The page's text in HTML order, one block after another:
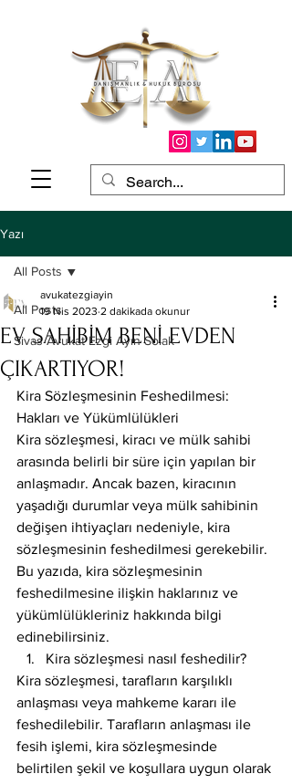
Yazı
All Posts
Sivas Avukat Ezgi Ayın Solak
All Posts
EV SAHİBİM BENİ EVDEN
ÇIKARTIYOR!
avukatezgiayin
19 Nis 2023 2 dakikada okunur
Kira Sözleşmesinin Feshedilmesi:
Hakları ve Yükümlülükleri
Kira sözleşmesi, kiracı ve mülk sahibi
arasında belirli bir süre için yapılan bir
anlaşmadır. Ancak bazen, kiracının
yaşadığı durumlar veya mülk sahibinin
değişen ihtiyaçları nedeniyle, kira
sözleşmesinin feshedilmesi gerekebilir.
Bu yazıda, kira sözleşmesinin
feshedilmesine ilişkin haklarınız ve
yükümlülükleriniz hakkında bilgi
edinebilirsiniz.
Kira sözleşmesi nasıl feshedilir?
Kira sözleşmesi, tarafların karşılıklı
anlaşması veya mahkeme kararı ile
feshedilebilir. Tarafların anlaşması ile
fesih işlemi, kira sözleşmesinde
belirtilen şekil ve koşullara uygun olarak